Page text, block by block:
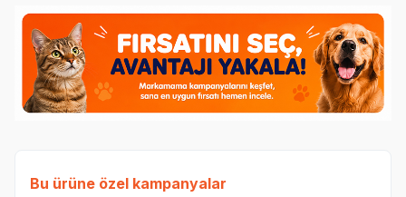
Bu ürüne özel kampanyalar